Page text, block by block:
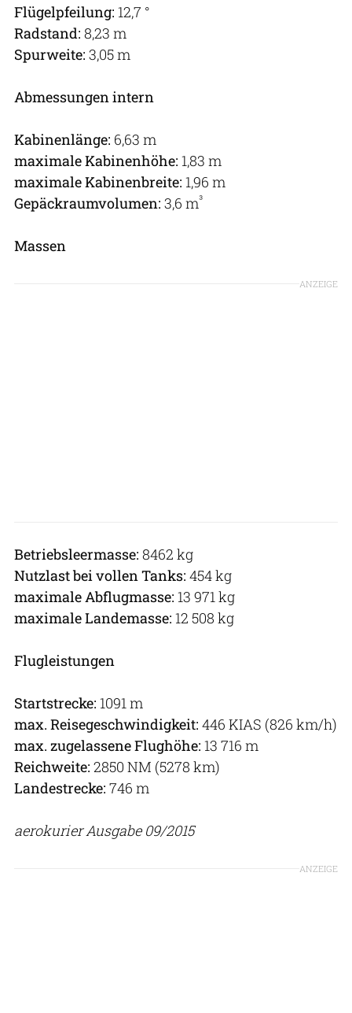
Flügelpfeilung: 12,7 °
Radstand: 8,23 m
Spurweite: 3,05 m
Abmessungen intern
Kabinenlänge: 6,63 m
maximale Kabinenhöhe: 1,83 m
maximale Kabinenbreite: 1,96 m
Gepäckraumvolumen: 3,6 m³
Massen
ANZEIGE
Betriebsleermasse: 8462 kg
Nutzlast bei vollen Tanks: 454 kg
maximale Abflugmasse: 13 971 kg
maximale Landemasse: 12 508 kg
Flugleistungen
Startstrecke: 1091 m
max. Reisegeschwindigkeit: 446 KIAS (826 km/h)
max. zugelassene Flughöhe: 13 716 m
Reichweite: 2850 NM (5278 km)
Landestrecke: 746 m
aerokurier Ausgabe 09/2015
ANZEIGE